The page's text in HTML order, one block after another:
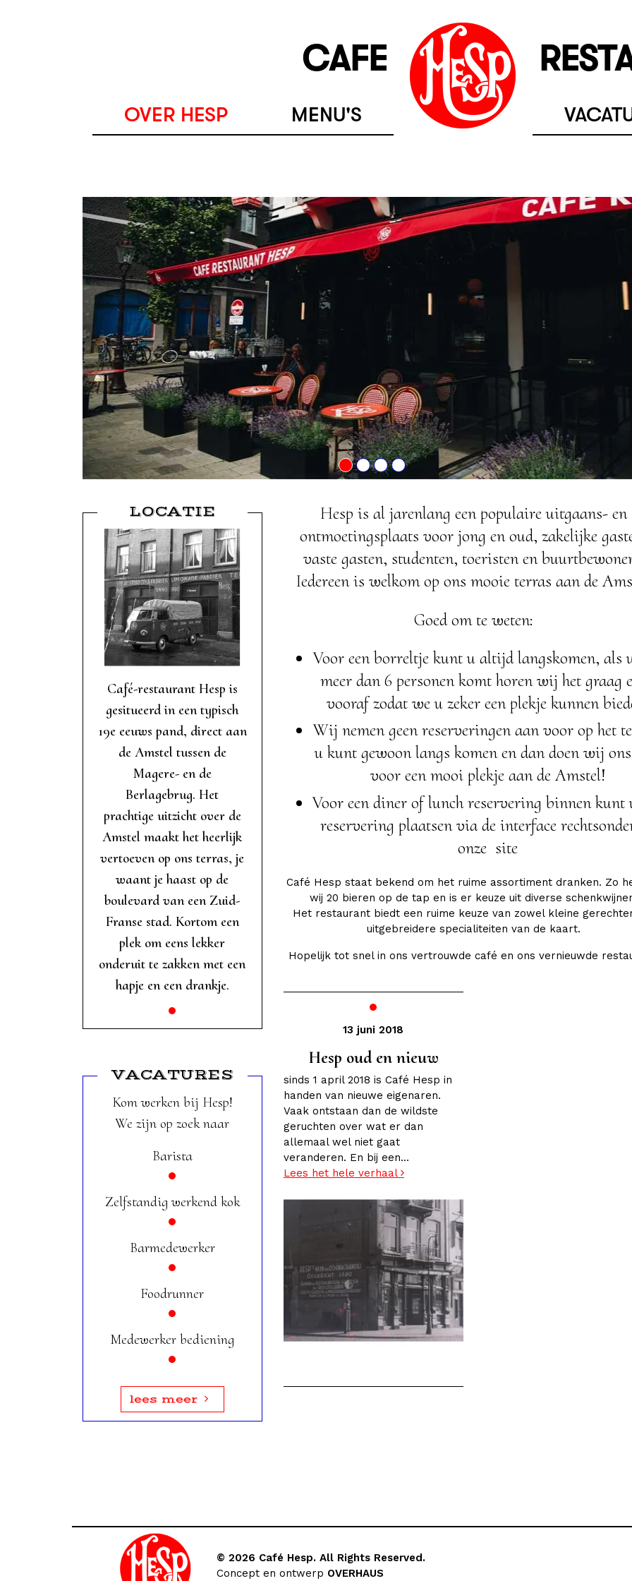
CAFE
OVER HESP MENU'S
LOCATIE
Café-restaurant Hesp is
gesitueerd in een typisch
19e eeuws pand, direct aan
de Amstel tussen de
Magere- en de
Berlagebrug. Het
prachtige uitzicht over de
Amstel maakt het heerlijk
vertoeven op ons terras, je
waant je haast op de
boulevard van een Zuid-
Franse stad. Kortom een
plek om eens lekker
onderuit te zakken met een
hapje en een drankje.
VACATURES
Kom werken bij Hesp!
We zijn op zoek naar
Barista
Zelfstandig werkend kok
Barmedewerker
Foodrunner
Medewerker bediening
lees meer
Hesp is al jarenlang een populaire uitgaans- en
ontmoetingsplaats voor jong en oud, zakelijke
vaste gasten, studenten, toeristen en
Iedereen is welkom op ons mooie terras aan de
Goed om te weten:
Voor een borreltje kunt u altijd langskomen, als
meer dan 6 personen komt horen wij het graag
vooraf zodat we u zeker een plekje kunnen
Wij nemen geen reserveringen aan voor op het
u kunt gewoon langs komen en dan doen wij
voor een mooi plekje aan de Amstel!
Voor een diner of lunch reservering binnen kunt
reservering plaatsen via de interface
onze site
Café Hesp staat bekend om het ruime assortiment dranken. Zo
wij 20 bieren op de tap en is er keuze uit diverse
Het restaurant biedt een ruime keuze van zowel kleine
uitgebreidere specialiteiten van de kaart.
Hopelijk tot snel in ons vertrouwde café en ons vernieuwde
13 juni 2018
Hesp oud en nieuw
sinds 1 april 2018 is Café Hesp in
handen van nieuwe eigenaren.
Vaak ontstaan dan de wildste
geruchten over wat er dan
allemaal wel niet gaat
veranderen. En bij een…
Lees het hele verhaal
© 2026 Café Hesp. All Rights Reserved.
Concept en ontwerp OVERHAUS